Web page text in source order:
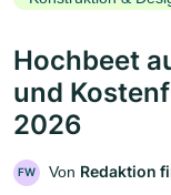
Hochbeet
und
2026
FW Von Redaktion